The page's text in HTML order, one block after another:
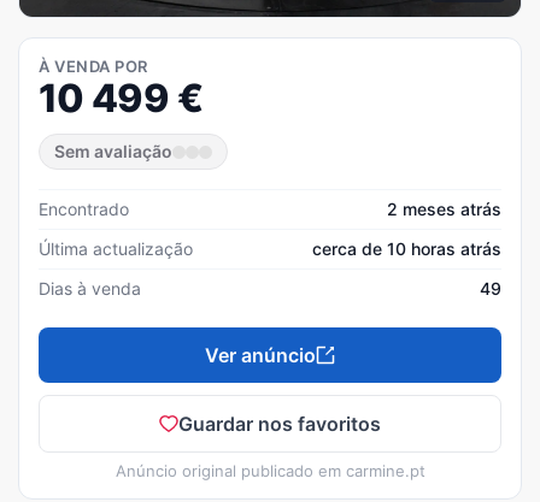
À VENDA POR
10 499 €
Sem avaliação
Encontrado
2 meses atrás
Última actualização
cerca de 10 horas atrás
Dias à venda
49
Ver anúncio
Guardar nos favoritos
Anúncio original publicado em carmine.pt